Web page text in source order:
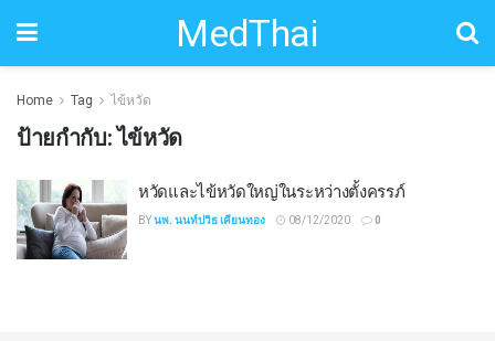
MedThai
Home Tag ไข้หวัด
ป้ายกำกับ:ไข้หวัด
หวัดและไข้หวัดใหญ่ในระหว่างตั้งครรภ์
BYนพ. นนท์ปวิธ เคียนทอง 08/12/2020 0